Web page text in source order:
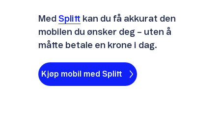
Med Splitt kan du få akkurat den
mobilen du ønsker deg – uten å
måtte betale en krone i dag.
Kjøp mobil med Splitt